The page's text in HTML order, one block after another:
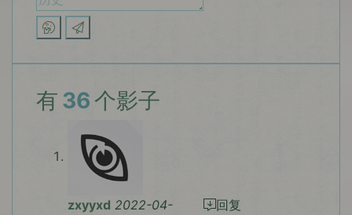
有 36个影子
zxyyxd 2022-04-
回复